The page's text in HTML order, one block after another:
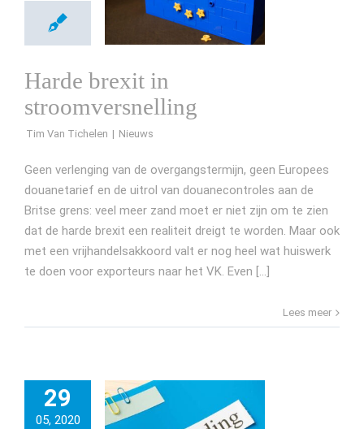
Harde brexit in
stroomversnelling
Tim Van Tichelen
Geen verlenging van de overgangstermijn, geen Europees
douanetarief en de uitrol van douanecontroles aan de
Britse grens: veel meer zand moet er niet zijn om te zien
dat de harde brexit een realiteit dreigt te worden. Maar ook
met een vrijhandelsakkoord valt er nog heel wat huiswerk
te doen voor exporteurs naar het VK. Even [...]
Lees meer
29
05, 2020